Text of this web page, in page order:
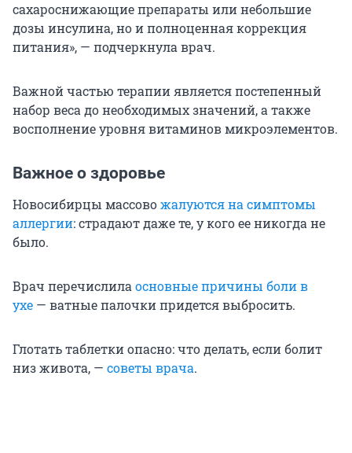
сахароснижающие препараты или небольшие
дозы инсулина, но и полноценная коррекция
питания», — подчеркнула врач.
Важной частью терапии является постепенный
набор веса до необходимых значений, а также
восполнение уровня витаминов микроэлементов.
Важное о здоровье
Новосибирцы массовожалуются на симптомы
аллергии: страдают даже те, у кого ее никогда не
было.
Врач перечислила основные причины боли в
ухе — ватные палочки придется выбросить.
Глотать таблетки опасно: что делать, если болит
низ живота, — советы врача.